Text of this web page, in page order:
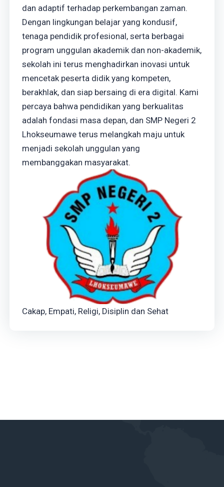
dan adaptif terhadap perkembangan zaman.
Dengan lingkungan belajar yang kondusif,
tenaga pendidik profesional, serta berbagai
program unggulan akademik dan non-akademik,
sekolah ini terus menghadirkan inovasi untuk
mencetak peserta didik yang kompeten,
berakhlak, dan siap bersaing di era digital. Kami
percaya bahwa pendidikan yang berkualitas
adalah fondasi masa depan, dan SMP Negeri 2
Lhokseumawe terus melangkah maju untuk
menjadi sekolah unggulan yang
membanggakan masyarakat.
Cakap, Empati, Religi, Disiplin dan Sehat